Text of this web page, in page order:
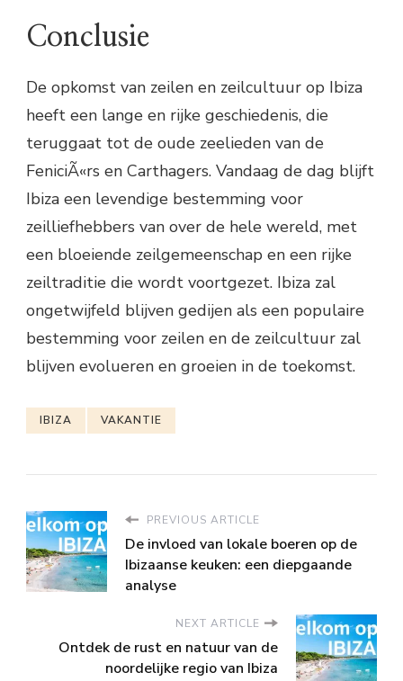
Conclusie
De opkomst van zeilen en zeilcultuur op Ibiza
heeft een lange en rijke geschiedenis, die
teruggaat tot de oude zeelieden van de
FeniciÃ«rs en Carthagers. Vandaag de dag blijft
Ibiza een levendige bestemming voor
zeilliefhebbers van over de hele wereld, met
een bloeiende zeilgemeenschap en een rijke
zeiltraditie die wordt voortgezet. Ibiza zal
ongetwijfeld blijven gedijen als een populaire
bestemming voor zeilen en de zeilcultuur zal
blijven evolueren en groeien in de toekomst.
IBIZA VAKANTIE
PREVIOUS ARTICLE
De invloed van lokale boeren op de
Ibizaanse keuken: een diepgaande
analyse
NEXT ARTICLE
Ontdek de rust en natuur van de
noordelijke regio van Ibiza